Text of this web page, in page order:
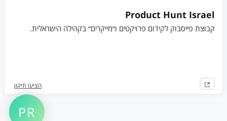
Product Hunt Israel
קבוצת פייסבוק לקידום פרויקטים ו״מייקרים״ בקהילה הישראלית.
הציעו תיקון
PR